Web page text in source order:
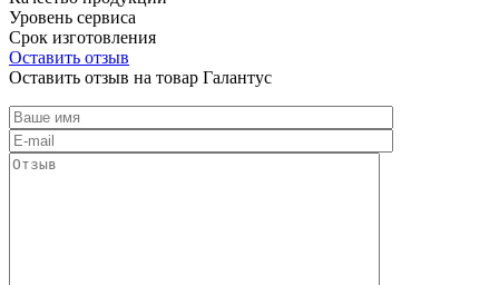
Уровень сервиса
Срок изготовления
Оставить отзыв
Оставить отзыв на товар Галантус